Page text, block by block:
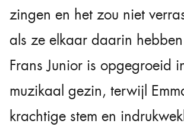
zingen en het zou niet
als ze elkaar daarin
Frans Junior is opgegroeid
muzikaal gezin, terwijl
krachtige stem en